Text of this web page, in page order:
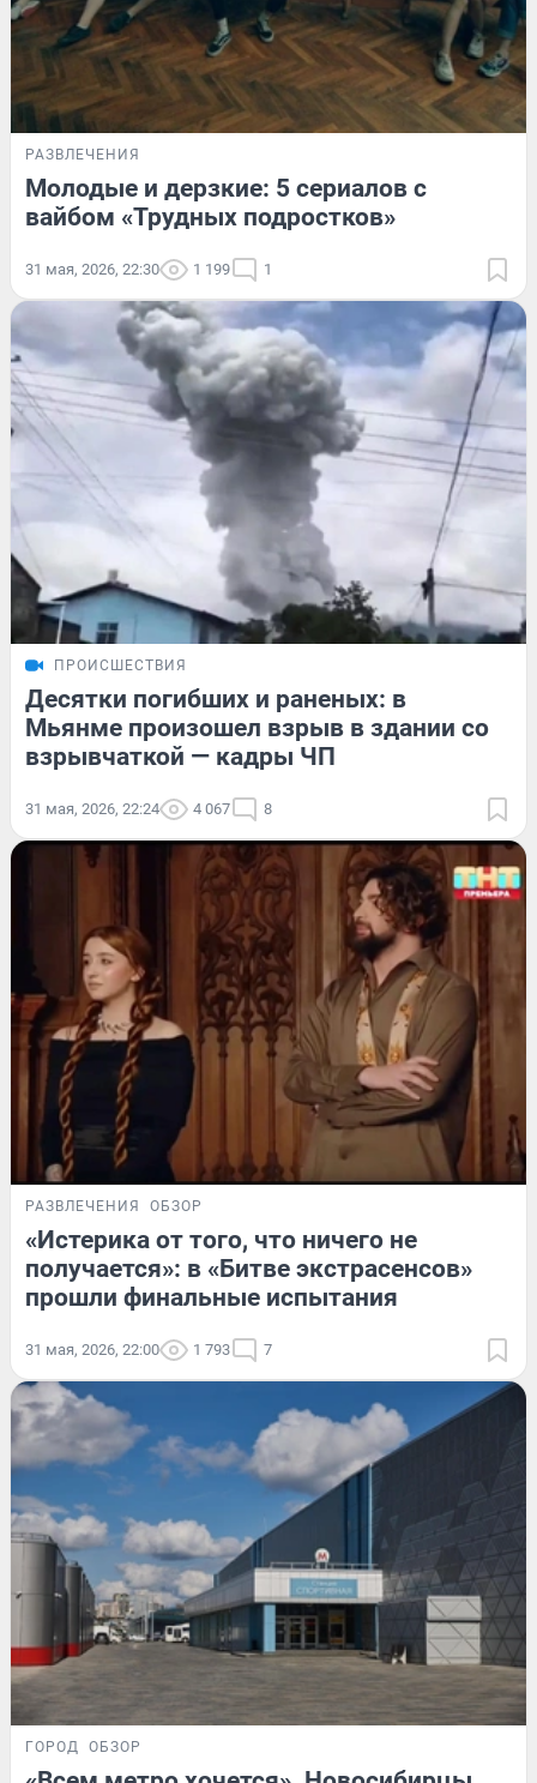
РАЗВЛЕЧЕНИЯ
Молодые и дерзкие: 5 сериалов с
вайбом «Трудных подростков»
31 мая, 2026, 22:30 1 199 1
ПРОИСШЕСТВИЯ
Десятки погибших и раненых: в
Мьянме произошел взрыв в здании со
взрывчаткой — кадры ЧП
31 мая, 2026, 22:24 4 067 8
РАЗВЛЕЧЕНИЯ ОБЗОР
«Истерика от того, что ничего не
получается»: в «Битве экстрасенсов»
прошли финальные испытания
31 мая, 2026, 22:00 1 793 7
ГОРОД ОБЗОР